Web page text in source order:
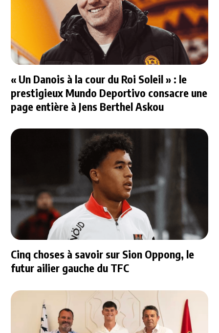
« Un Danois à la cour du Roi Soleil » : le
prestigieux Mundo Deportivo consacre une
page entière à Jens Berthel Askou
Cinq choses à savoir sur Sion Oppong, le
futur ailier gauche du TFC